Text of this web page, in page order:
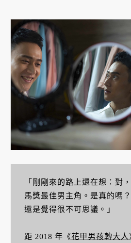
「剛剛來的路上還在想：對
馬獎最佳男主角。是真的嗎
還是覺得很不可思議。」
距 2018 年《花甲男孩轉大人